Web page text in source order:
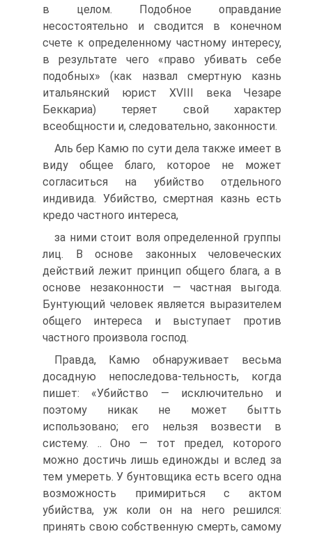
в целом. Подобное оправдание
несостоятельно и сводится в конечном
счете к определенному частному интересу,
в результате чего «право убивать себе
подобных» (как назвал смертную казнь
итальянский юрист XVIII века Чезаре
Беккариа) теряет свой характер
всеобщности и, следовательно, законности.
Аль бер Камю по сути дела также имеет в
виду общее благо, которое не может
согласиться на убийство отдельного
индивида. Убийство, смертная казнь есть
кредо частного интереса,
за ними стоит воля определенной группы
лиц. В основе законных человеческих
действий лежит принцип общего блага, а в
основе незаконности — частная выгода.
Бунтующий человек является выразителем
общего интереса и выступает против
частного произвола господ.
Правда, Камю обнаруживает весьма
досадную непоследова-тельность, когда
пишет: «Убийство — исключительно и
поэтому никак не может бытть
использовано; его нельзя возвести в
систему. .. Оно — тот предел, которого
можно достичь лишь единожды и вслед за
тем умереть. У бунтовщика есть всего одна
возможность примириться с актом
убийства, уж коли он на него решился:
принять свою собственную смерть, самому